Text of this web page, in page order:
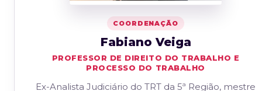
COORDENAÇÃO
Fabiano Veiga
PROFESSOR DE DIREITO DO TRABALHO E
PROCESSO DO TRABALHO
Ex-Analista Judiciário do TRT da 5ª Região, mestre